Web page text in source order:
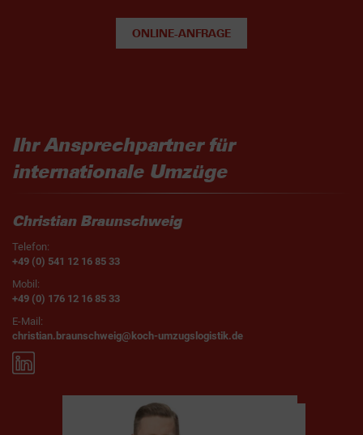
ONLINE-ANFRAGE
Ihr Ansprechpartner für
internationale Umzüge
Christian Braunschweig
Telefon:
+49 (0) 541 12 16 85 33
Mobil:
+49 (0) 176 12 16 85 33
E-Mail:
christian.braunschweig@koch-umzugslogistik.de